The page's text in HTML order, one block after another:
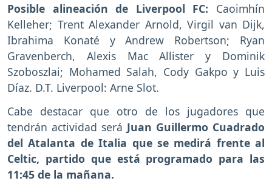
Posible alineación de Liverpool FC: Caoimhín
Kelleher; Trent Alexander Arnold, Virgil van Dijk,
Ibrahima Konaté y Andrew Robertson; Ryan
Gravenberch, Alexis Mac Allister y Dominik
Szoboszlai; Mohamed Salah, Cody Gakpo y Luis
Díaz. D.T. Liverpool: Arne Slot.
Cabe destacar que otro de los jugadores que
tendrán actividad será Juan Guillermo Cuadrado
del Atalanta de Italia que se medirá frente al
Celtic, partido que está programado para las
11:45 de la mañana.